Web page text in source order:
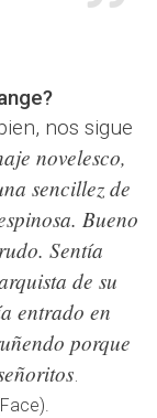
nos sigue
novelesco,
sencillez de
Bueno
Sentía
de su
entrado en
porque
.